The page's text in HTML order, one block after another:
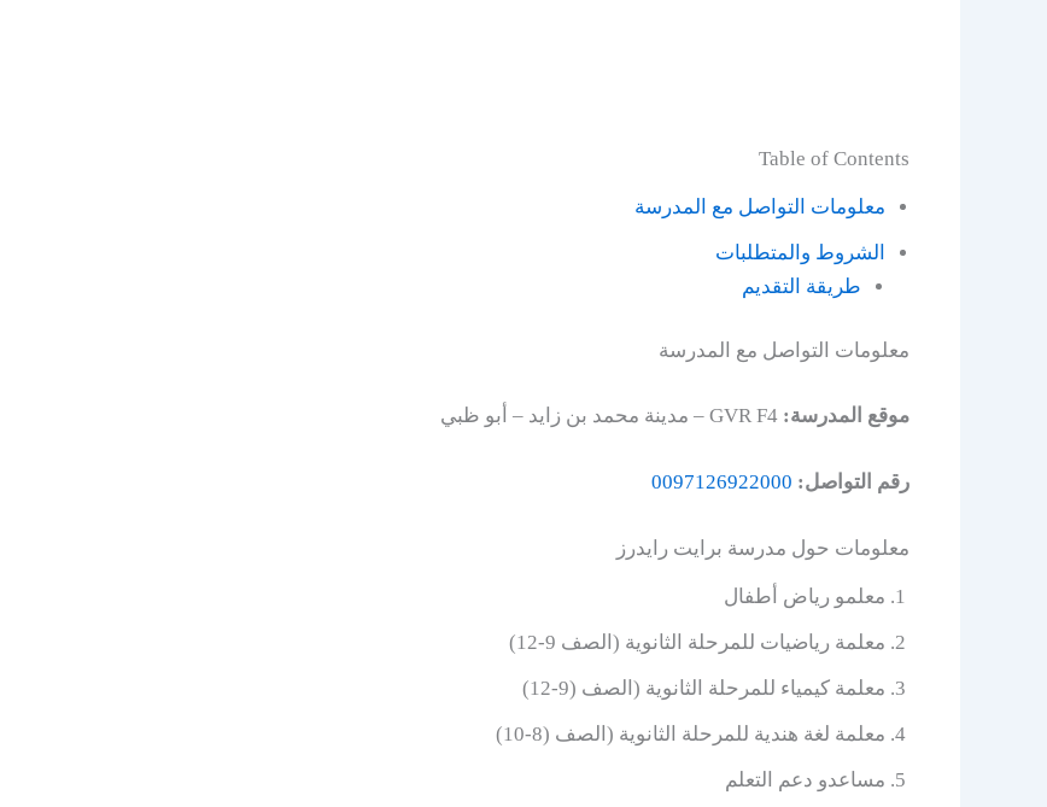
Table of Contents
معلومات التواصل مع المدرسة
الشروط والمتطلبات
طريقة التقديم
معلومات التواصل مع المدرسة
موقع المدرسة: GVR F4 – مدينة محمد بن زايد – أبو ظبي
رقم التواصل: 0097126922000
معلومات حول مدرسة برايت رايدرز
معلمو رياض أطفال
معلمة رياضيات للمرحلة الثانوية (الصف 9-12)
معلمة كيمياء للمرحلة الثانوية (الصف (9-12)
معلمة لغة هندية للمرحلة الثانوية (الصف (8-10)
مساعدو دعم التعلم